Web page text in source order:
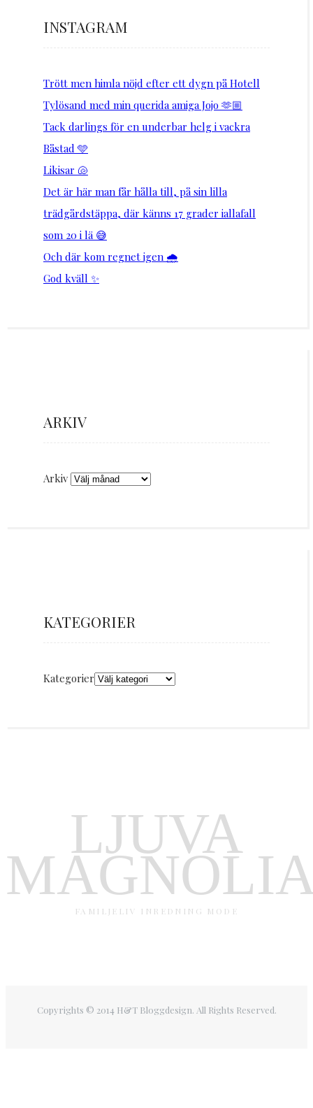
INSTAGRAM
Trött men himla nöjd efter ett dygn på Hotell
Tylösand med min querida amiga Jojo 🫶🏼
Tack darlings för en underbar helg i vackra
Båstad 🩵
Likisar 🐚
Det är här man får hålla till, på sin lilla
trädgårdstäppa, där känns 17 grader iallafall
som 20 i lä 😅
Och där kom regnet igen 🌧️
God kväll ✨
ARKIV
Arkiv
KATEGORIER
Kategorier
LJUVA
FAMILJELIV INREDNING MODE
Copyrights © 2014 H&T Bloggdesign. All Rights Reserved.